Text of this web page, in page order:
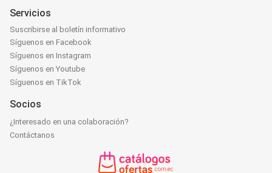
Servicios
Suscribirse al boletín informativo
Síguenos en Facebook
Síguenos en Instagram
Síguenos en Youtube
Síguenos en TikTok
Socios
¿Interesado en una colaboración?
Contáctanos